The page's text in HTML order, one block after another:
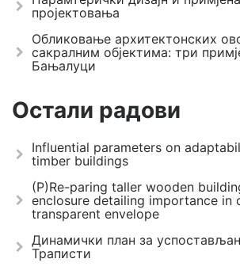
пројектовања
Обликовање архитектонских
сакралним објектима: три
Бањалуци
Остали радови
Influential parameters on
timber buildings
(P)Re-paring taller wooden
enclosure detailing importance in
transparent envelope
Динамички план за
Траписти